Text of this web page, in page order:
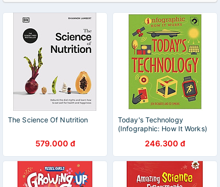
The Science Of Nutrition
579.000 đ
Today's Technology
(Infographic: How It Works)
246.300 đ